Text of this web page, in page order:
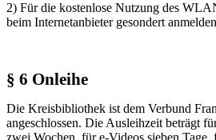
2) Für die kostenlose Nutzung des
beim Internetanbieter gesondert
§ 6 Onleihe
Die Kreisbibliothek ist dem Verbund
angeschlossen. Die Ausleihzeit beträgt